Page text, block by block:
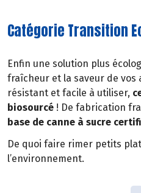
Catégorie Transition
Enfin une solution plus
fraîcheur et la saveur de vos
résistant et facile à utiliser,
biosourcé ! De fabrication
base de canne à sucre
De quoi faire rimer petits
l’environnement.